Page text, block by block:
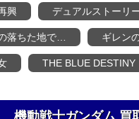
興 デュアルストーリ
落ちた地で… ギレン
THE BLUE DESTINY